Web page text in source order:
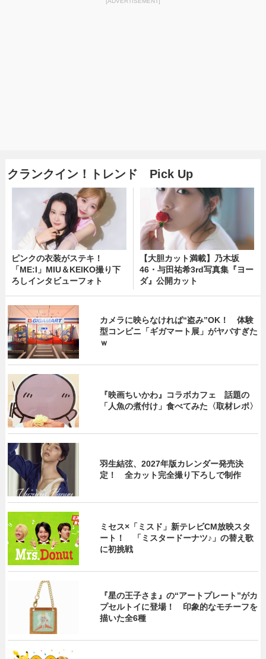
クランクイン！トレンド Pick Up
ピンクの衣装がステキ！
「ME:I」MIU＆KEIKO撮り下
ろしインタビューフォト
【大胆カット満載】乃木坂
46・与田祐希3rd写真集『ヨー
ダ』公開カット
カメラに映らなければ“盗み”OK！ 体験
型コンビニ「ギガマート展」がヤバすぎた
ｗ
『映画ちいかわ』コラボカフェ 話題の
「人魚の煮付け」食べてみた〈取材レポ〉
羽生結弦、2027年版カレンダー発売決
定！ 全カット完全撮り下ろしで制作
ミセス×「ミスド」新テレビCM放映スタ
ート！ 「ミスタードーナツ♪」の替え歌
に初挑戦
『星の王子さま』の“アートプレート”がカ
プセルトイに登場！ 印象的なモチーフを
描いた全6種